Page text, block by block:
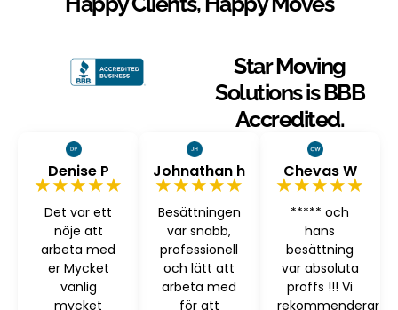
Star Moving
Solutions is BBB
Accredited.
Denise P
★★★★★
Det var ett
nöje att
arbeta med
er Mycket
vänlig
mycket
Johnathan h
★★★★★
Besättningen
var snabb,
professionell
och lätt att
arbeta med
för att
Chevas W
★★★★★
***** och
hans
besättning
var absoluta
proffs !!! Vi
rekommenderar